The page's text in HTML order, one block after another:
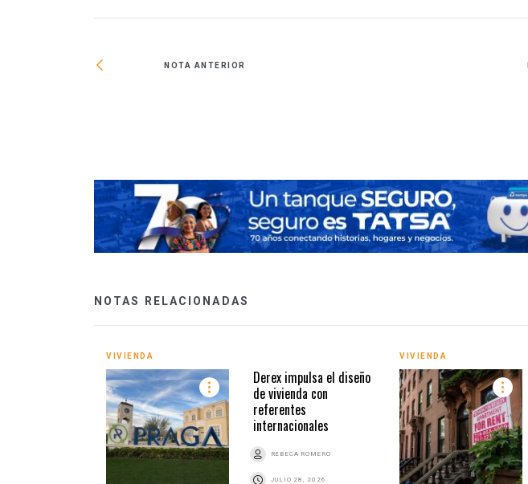
NOTA ANTERIOR
NOTAS RELACIONADAS
VIVIENDA
Derex impulsa el diseño
de vivienda con
referentes
internacionales
REBECA ROMERO
JULIO 28, 2026
VIVIENDA